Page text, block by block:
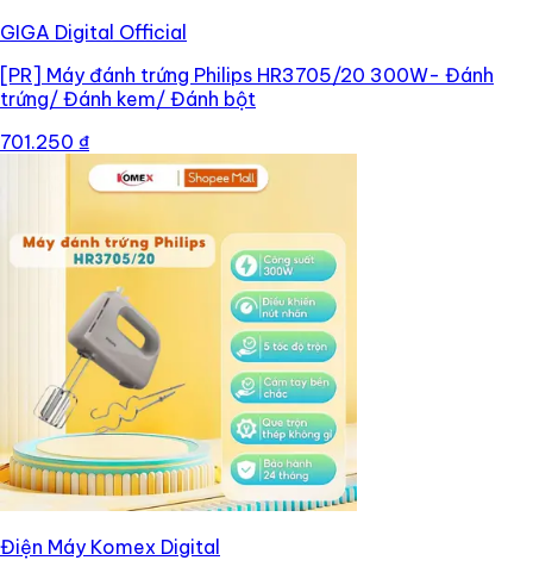
GIGA Digital Official
[PR] Máy đánh trứng Philips HR3705/20 300W- Đánh
trứng/ Đánh kem/ Đánh bột
701.250 ₫
Điện Máy Komex Digital